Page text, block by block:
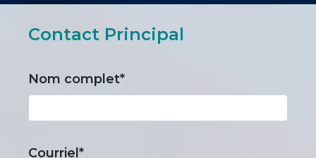
Contact Principal
Nom complet*
Courriel*